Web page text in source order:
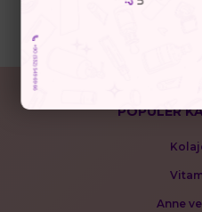
POPÜLER
Anne